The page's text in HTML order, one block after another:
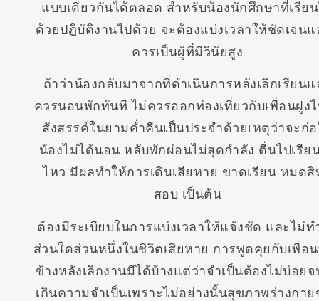
แบบเดียวกันได้ตลอด สำหรับน้องนักศึกษาที่เรีย
ด้วยปฏิบัติงานไปด้วย จะต้องแบ่งเวลาให้ชัดเจนแ
ควรเป็นผู้ที่มีวินัยสูง
ถ้าว่าน้องกลับมาจากที่ดำเนินการหลังเลิกเรียนแ
ควรนอนพักทันที ไม่ควรออกท่องเที่ยวกับเพื่อนฝูง
สังสรรค์ในยามค่ำคืนเป็นประจำด้วยเหตุว่าจะก่
น้องไม่ได้นอน หลับพักผ่อนไม่สุดกำลัง ตื่นไปเรีย
ไหว มีผลทำให้การเดินเสียหาย ขาดเรียน หมดสิ
สอบ เป็นต้น
ต้องมีระเบียบในการแบ่งเวลาให้แจ้งชัด และไม่ท
ส่วนใดส่วนหนึ่งในชีวิตเสียหาย การพูดคุยกับเพื่อ
ข้างหลังเลิกงานมีได้บ้างแต่ว่าจำเป็นต้องไม่บ่อยจ
เกินความจำเป็นเพราะไม่อย่างนั้นสุขภาพร่างกาย